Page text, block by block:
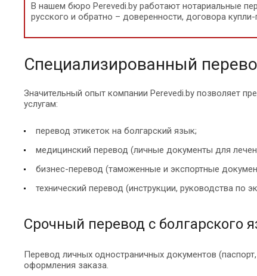
В нашем бюро Perevedi.by работают нотариальные
русского и обратно – доверенности, договора
Специализированный
Значительный опыт компании Perevedi.by позволяет
услугам:
перевод этикеток на болгарский язык;
медицинский перевод (личные документы для
бизнес-перевод (таможенные и экспортные
технический перевод (инструкции, руководства по
Срочный перевод с болгарского
Перевод личных одностраничных документов
оформления заказа.